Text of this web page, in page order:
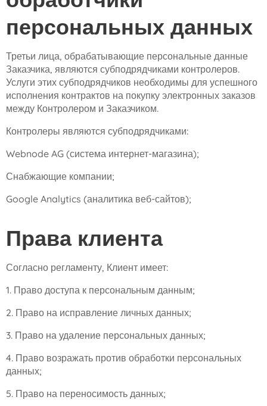
персональных данных
Третьи лица, обрабатывающие персональные данные
Заказчика, являются субподрядчиками контролеров.
Услуги этих субподрядчиков необходимы для успешного
исполнения контрактов на покупку электронных заказов
между Контролером и Заказчиком.
Контролеры являются субподрядчиками:
Webnode AG (система интернет-магазина);
Снабжающие компании;
Google Analytics (аналитика веб-сайтов);
Права клиента
Согласно регламенту, Клиент имеет:
1. Право доступа к персональным данным;
2. Право на исправление личных данных;
3. Право на удаление персональных данных;
4. Право возражать против обработки персональных
данных;
5. Право на переносимость данных;